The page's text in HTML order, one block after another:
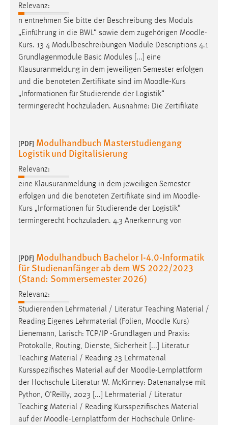
Relevanz:
n entnehmen Sie bitte der Beschreibung des Moduls
„Einführung in die BWL“ sowie dem zugehörigen Moodle-
Kurs. 13 4 Modulbeschreibungen Module Descriptions 4.1
Grundlagenmodule Basic Modules [...] eine
Klausuranmeldung in dem jeweiligen Semester erfolgen
und die benoteten Zertifikate sind im Moodle-Kurs
„Informationen für Studierende der Logistik“
termingerecht hochzuladen. Ausnahme: Die Zertifikate
[PDF] Modulhandbuch Masterstudiengang
Logistik und Digitalisierung
Relevanz:
eine Klausuranmeldung in dem jeweiligen Semester
erfolgen und die benoteten Zertifikate sind im Moodle-
Kurs „Informationen für Studierende der Logistik“
termingerecht hochzuladen. 4.3 Anerkennung von
[PDF] Modulhandbuch Bachelor I-4.0-Informatik
für Studienanfänger ab dem WS 2022/2023
(Stand: Sommersemester 2026)
Relevanz:
Studierenden Lehrmaterial / Literatur Teaching Material /
Reading Eigenes Lehrmaterial (Folien, Moodle Kurs)
Lienemann, Larisch: TCP/IP -Grundlagen und Praxis:
Protokolle, Routing, Dienste, Sicherheit [...] Literatur
Teaching Material / Reading 23 Lehrmaterial
Kursspezifisches Material auf der Moodle-Lernplattform
der Hochschule Literatur W. McKinney: Datenanalyse mit
Python, O'Reilly, 2023 [...] Lehrmaterial / Literatur
Teaching Material / Reading Kursspezifisches Material
auf der Moodle-Lernplattform der Hochschule Online-